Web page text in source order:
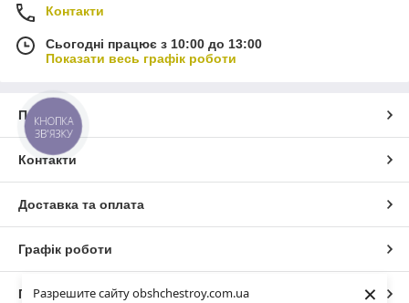
Разрешите сайту obshchestroy.com.ua
×
Контакти
Сьогодні працює з 10:00 до 13:00
Показати весь графік роботи
Про нас
Контакти
Доставка та оплата
Графік роботи
Повна версія сайту
КНОПКА
ЗВ'ЯЗКУ